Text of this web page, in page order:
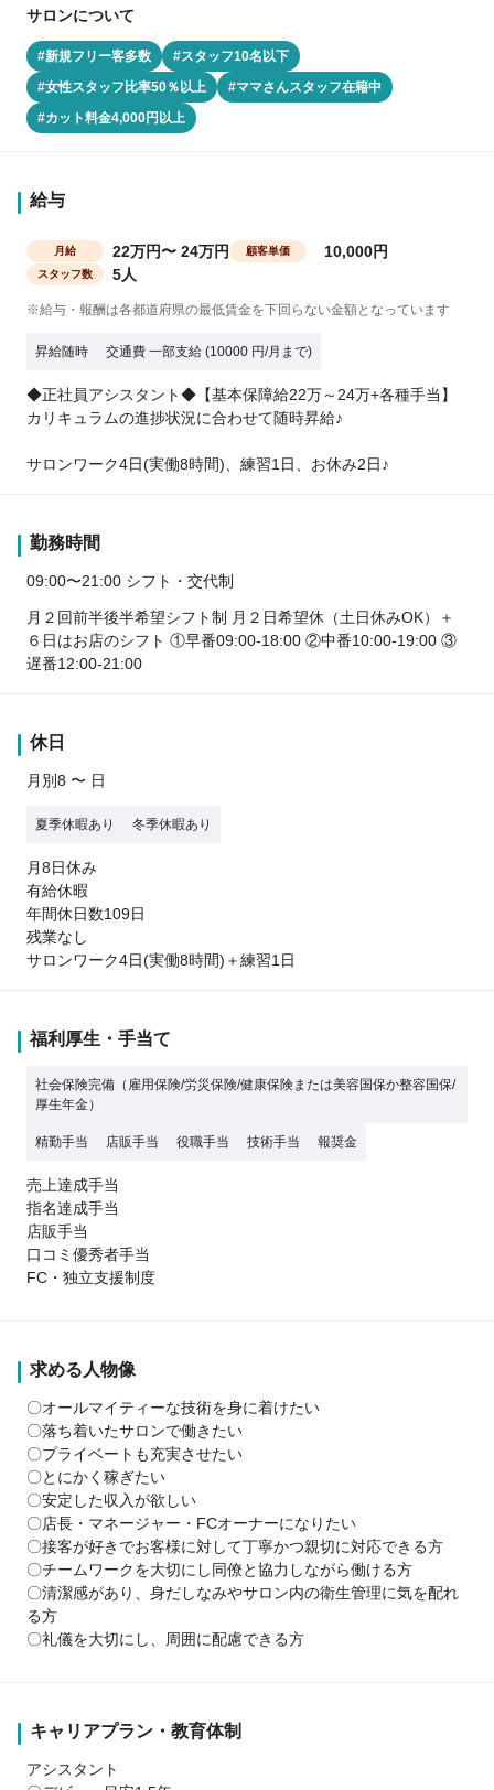
サロンについて
#新規フリー客多数
#スタッフ10名以下
#女性スタッフ比率50％以上
#ママさんスタッフ在籍中
#カット料金4,000円以上
給与
月給 22万円〜 24万円 顧客単価 10,000円
スタッフ数 5人
※給与・報酬は各都道府県の最低賃金を下回らない金額となっています
昇給随時 交通費 一部支給 (10000 円/月まで)
◆正社員アシスタント◆【基本保障給22万～24万+各種手当】
カリキュラムの進捗状況に合わせて随時昇給♪
サロンワーク4日(実働8時間)、練習1日、お休み2日♪
勤務時間
09:00〜21:00 シフト・交代制
月２回前半後半希望シフト制 月２日希望休（土日休みOK）＋
６日はお店のシフト ①早番09:00-18:00 ②中番10:00-19:00 ③
遅番12:00-21:00
休日
月別8 〜 日
夏季休暇あり 冬季休暇あり
月8日休み
有給休暇
年間休日数109日
残業なし
サロンワーク4日(実働8時間)＋練習1日
福利厚生・手当て
社会保険完備（雇用保険/労災保険/健康保険または美容国保か整容国保/
厚生年金）
精勤手当 店販手当 役職手当 技術手当 報奨金
売上達成手当
指名達成手当
店販手当
口コミ優秀者手当
FC・独立支援制度
求める人物像
〇オールマイティーな技術を身に着けたい
〇落ち着いたサロンで働きたい
〇プライベートも充実させたい
〇とにかく稼ぎたい
〇安定した収入が欲しい
〇店長・マネージャー・FCオーナーになりたい
〇接客が好きでお客様に対して丁寧かつ親切に対応できる方
〇チームワークを大切にし同僚と協力しながら働ける方
〇清潔感があり、身だしなみやサロン内の衛生管理に気を配れ
る方
〇礼儀を大切にし、周囲に配慮できる方
キャリアプラン・教育体制
アシスタント